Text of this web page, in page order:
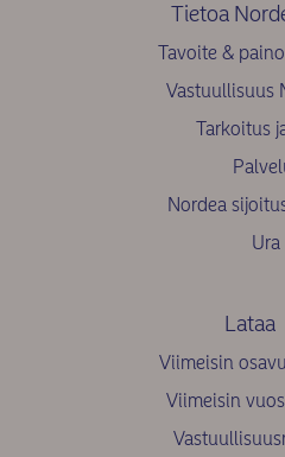
Tietoa
Tavoite &
Vastuullisuus
Tarkoitus
Nordea
Ura
Lataa
Viimeisin
Viimeisin